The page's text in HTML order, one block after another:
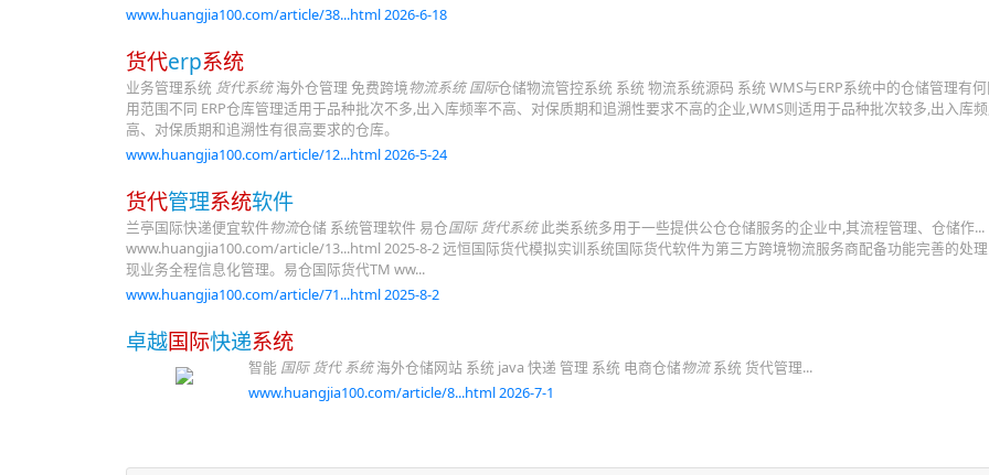
www.huangjia100.com/article/38...html 2026-6-18
货代erp系统
业务管理系统 货代系统海外仓管理 免费跨境物流系统 国际仓储物流管控系统 系统 物流系统源码 系统 WMS与ERP系统中的仓储管理有何
用范围不同 ERP仓库管理适用于品种批次不多,出入库频率不高、对保质期和追溯性要求不高的企业,WMS则适用于品种批次较多,出入库
高、对保质期和追溯性有很高要求的仓库。
www.huangjia100.com/article/12...html 2026-5-24
货代管理系统软件
兰亭国际快递便宜软件物流仓储 系统管理软件 易仓国际 货代系统此类系统多用于一些提供公仓仓储服务的企业中,其流程管理、仓储作...
www.huangjia100.com/article/13...html 2025-8-2 远恒国际货代模拟实训系统国际货代软件为第三方跨境物流服务商配备功能完善的处
现业务全程信息化管理。易仓国际货代TM ww...
www.huangjia100.com/article/71...html 2025-8-2
卓越国际快递系统
智能 国际 货代 系统海外仓储网站 系统 java 快递 管理 系统 电商仓储物流系统 货代管理...
www.huangjia100.com/article/8...html 2026-7-1